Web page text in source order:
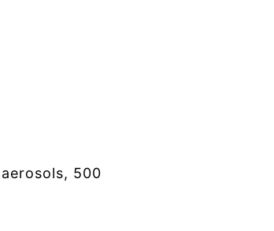
aerosols, 500